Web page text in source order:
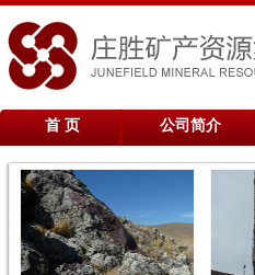
首 页 公司简介